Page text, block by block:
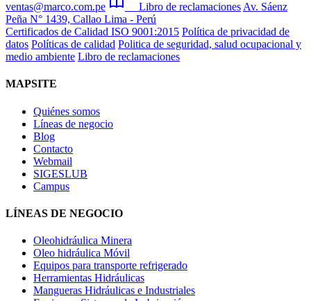
ventas@marco.com.pe
Libro de reclamaciones Av. Sáenz
Peña N° 1439, Callao Lima - Perú
Certificados de Calidad ISO 9001:2015 Política de privacidad de
datos Políticas de calidad Politica de seguridad, salud ocupacional y
medio ambiente Libro de reclamaciones
MAPSITE
Quiénes somos
Líneas de negocio
Blog
Contacto
Webmail
SIGESLUB
Campus
LÍNEAS DE NEGOCIO
Oleohidráulica Minera
Oleo hidráulica Móvil
Equipos para transporte refrigerado
Herramientas Hidráulicas
Mangueras Hidráulicas e Industriales